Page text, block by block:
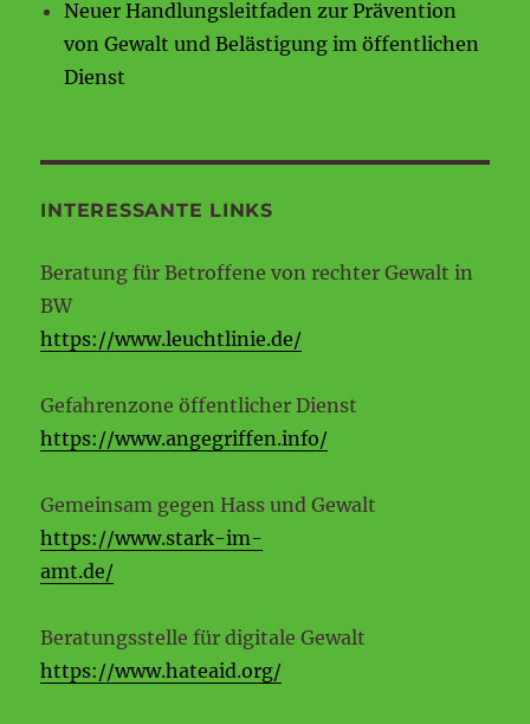
Neuer Handlungsleitfaden zur Prävention
von Gewalt und Belästigung im öffentlichen
Dienst
INTERESSANTE LINKS
Beratung für Betroffene von rechter Gewalt in
BW
https://www.leuchtlinie.de/
Gefahrenzone öffentlicher Dienst
https://www.angegriffen.info/
Gemeinsam gegen Hass und Gewalt
https://www.stark-im-
amt.de/
Beratungsstelle für digitale Gewalt
https://www.hateaid.org/